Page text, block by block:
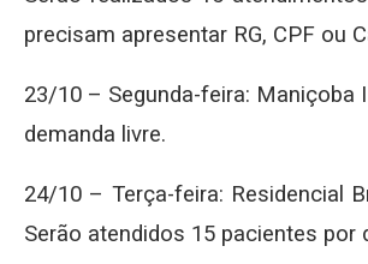
precisam apresentar RG, CPF ou
23/10 – Segunda-feira: Maniçoba
demanda livre.
24/10 – Terça-feira: Residencial
Serão atendidos 15 pacientes por